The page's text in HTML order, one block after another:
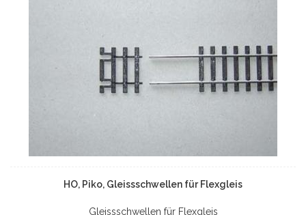
HO, Piko, Gleissschwellen für Flexgleis
Gleissschwellen für Flexgleis